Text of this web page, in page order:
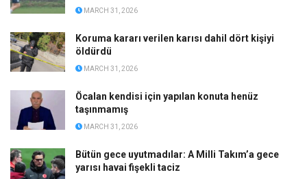
MARCH 31, 2026
Koruma kararı verilen karısı dahil dört kişiyi
öldürdü
MARCH 31, 2026
Öcalan kendisi için yapılan konuta henüz
taşınmamış
MARCH 31, 2026
Bütün gece uyutmadılar: A Milli Takım’a gece
yarısı havai fişekli taciz